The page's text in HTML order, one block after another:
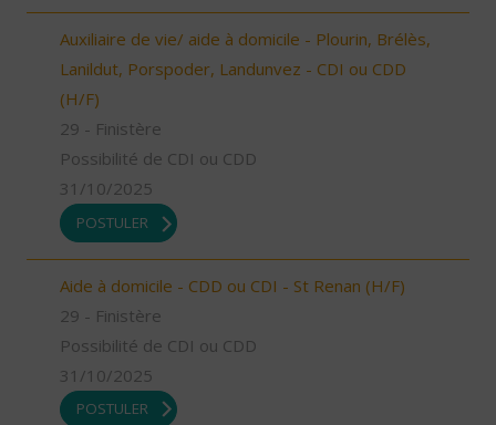
Auxiliaire de vie/ aide à domicile - Plourin, Brélès,
Lanildut, Porspoder, Landunvez - CDI ou CDD
(H/F)
29 - Finistère
Possibilité de CDI ou CDD
31/10/2025
POSTULER
Aide à domicile - CDD ou CDI - St Renan (H/F)
29 - Finistère
Possibilité de CDI ou CDD
31/10/2025
POSTULER